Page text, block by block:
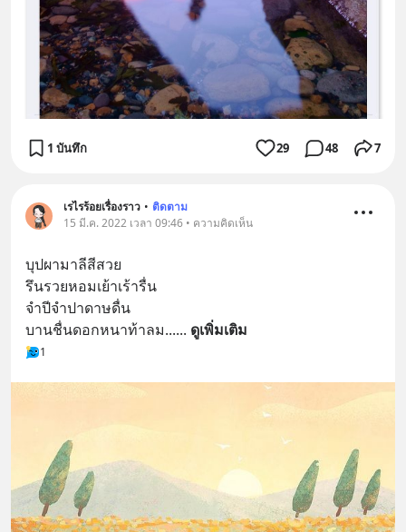
1 บันทึก 29 48 7
เรไรร้อยเรื่องราว • ติดตาม
15 มี.ค. 2022 เวลา 09:46 • ความคิดเห็น
บุปผามาลีสีสวย
รึนรวยหอมเย้าเร้ารื่น
จำปีจำปาดาษดื่น
บานชื่นดอกหนาท้าลม...... ดูเพิ่มเติม
1